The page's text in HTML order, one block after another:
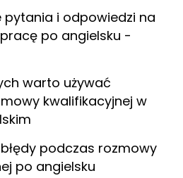
pytania i odpowiedzi na
po angielsku -
warto używać
kwalifikacyjnej w
podczas rozmowy
po angielsku